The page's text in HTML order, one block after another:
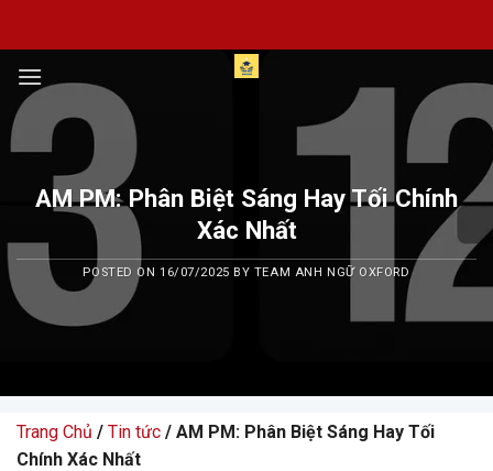
content
AM PM: Phân Biệt Sáng Hay Tối Chính
Xác Nhất
POSTED ON16/07/2025 BY TEAM ANH NGỮ OXFORD
Trang Chủ / Tin tức / AM PM: Phân Biệt Sáng Hay Tối
Chính Xác Nhất